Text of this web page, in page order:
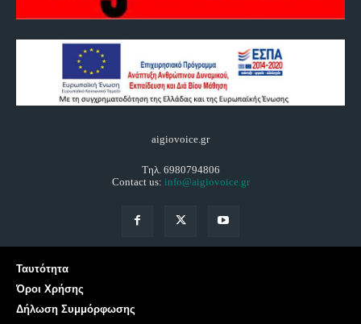
aigiovoice.gr
Τηλ. 6980794806
Contact us: info@aigiovoice.gr
Ταυτότητα
Όροι Χρήσης
Δήλωση Συμμόρφωσης